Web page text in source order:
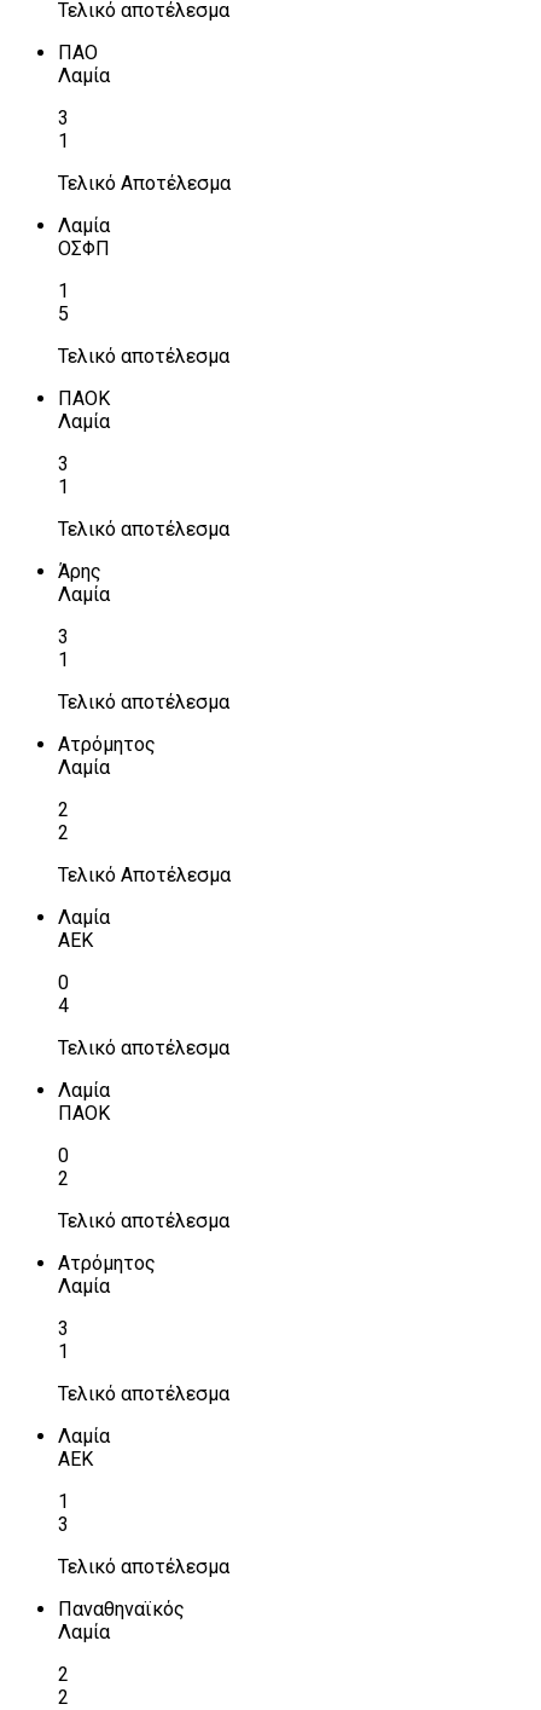
Τελικό αποτέλεσμα
ΠΑΟ
Λαμία
3
1
Τελικό Αποτέλεσμα
Λαμία
ΟΣΦΠ
1
5
Τελικό αποτέλεσμα
ΠΑΟΚ
Λαμία
3
1
Τελικό αποτέλεσμα
Άρης
Λαμία
3
1
Τελικό αποτέλεσμα
Ατρόμητος
Λαμία
2
2
Τελικό Αποτέλεσμα
Λαμία
ΑΕΚ
0
4
Τελικό αποτέλεσμα
Λαμία
ΠΑΟΚ
0
2
Τελικό αποτέλεσμα
Ατρόμητος
Λαμία
3
1
Τελικό αποτέλεσμα
Λαμία
ΑΕΚ
1
3
Τελικό αποτέλεσμα
Παναθηναϊκός
Λαμία
2
2